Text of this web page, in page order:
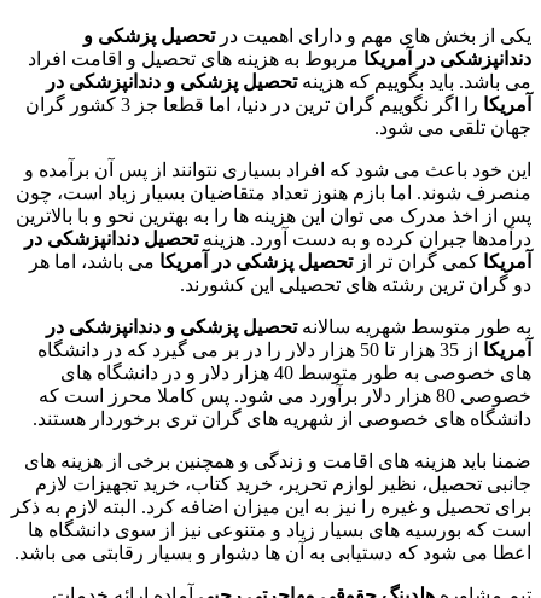
یکی از بخش های مهم و دارای اهمیت درتحصیل پزشکی و
دندانپزشکی در آمریکا مربوط به هزینه های تحصیل و اقامت افراد
می باشد. باید بگوییم که هزینهتحصیل پزشکی و دندانپزشکی در
آمریکا
را اگر نگوییم گران ترین در دنیا، اما قطعا جز 3 کشور گران
جهان تلقی می شود.
این خود باعث می شود که افراد بسیاری نتوانند از پس آن برآمده و
منصرف شوند. اما بازم هنوز تعداد متقاضیان بسیار زیاد است، چون
پس از اخذ مدرک می توان این هزینه ها را به بهترین نحو و با بالاترین
درآمدها جبران کرده و به دست آورد. هزینهتحصیل دندانپزشکی در
آمریکا کمی گران تر ازتحصیل پزشکی در آمریکا می باشد، اما هر
دو گران ترین رشته های تحصیلی این کشورند.
به طور متوسط شهریه سالانه تحصیل پزشکی و دندانپزشکی در
آمریکا
از 35 هزار تا 50 هزار دلار را در بر می گیرد که در دانشگاه
های خصوصی به طور متوسط 40 هزار دلار و در دانشگاه های
خصوصی 80 هزار دلار برآورد می شود. پس کاملا محرز است که
دانشگاه های خصوصی از شهریه های گران تری برخوردار هستند.
ضمنا باید هزینه های اقامت و زندگی و همچنین برخی از هزینه های
جانبی تحصیل، نظیر لوازم تحریر، خرید کتاب، خرید تجهیزات لازم
برای تحصیل و غیره را نیز به این میزان اضافه کرد. البته لازم به ذکر
است که بورسیه های بسیار زیاد و متنوعی نیز از سوی دانشگاه ها
اعطا می شود که دستیابی به آن ها دشوار و بسیار رقابتی می باشد.